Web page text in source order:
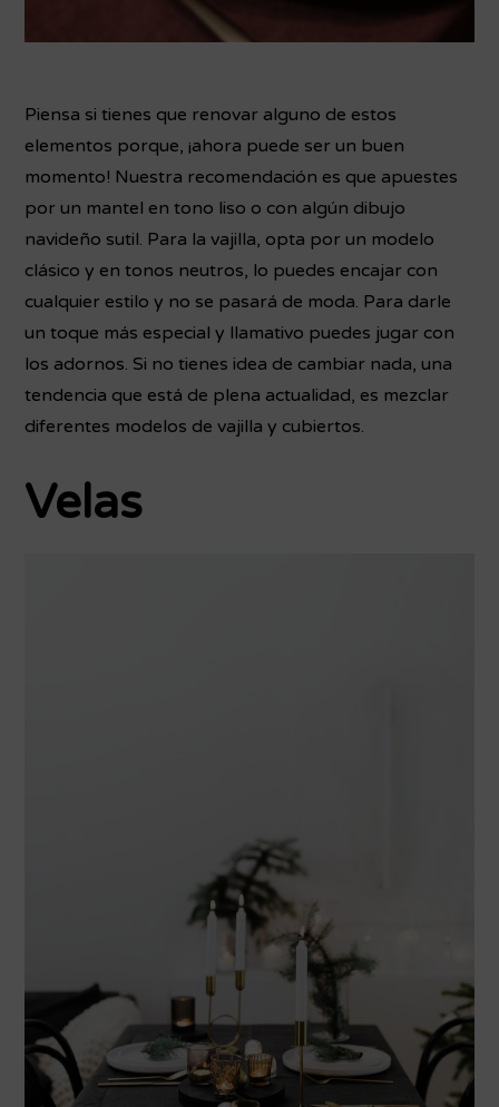
Piensa si tienes que renovar alguno de estos
elementos porque, ¡ahora puede ser un buen
momento! Nuestra recomendación es que apuestes
por un mantel en tono liso o con algún dibujo
navideño sutil. Para la vajilla, opta por un modelo
clásico y en tonos neutros, lo puedes encajar con
cualquier estilo y no se pasará de moda. Para darle
un toque más especial y llamativo puedes jugar con
los adornos. Si no tienes idea de cambiar nada, una
tendencia que está de plena actualidad, es mezclar
diferentes modelos de vajilla y cubiertos.
Velas